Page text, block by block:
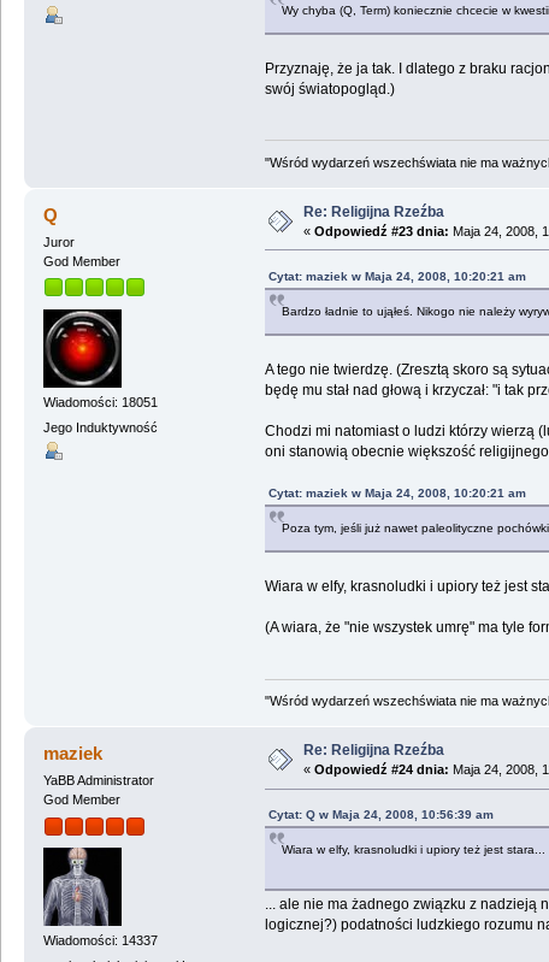
Wy chyba (Q, Term) koniecznie chcecie w
Przyznaję, że ja tak. I dlatego z braku
swój światopogląd.)
"Wśród wydarzeń wszechświata nie ma
Q
Juror
God Member
Wiadomości: 18051
Jego Induktywność
Re: Religijna Rzeźba
« Odpowiedź #23 dnia: Maja 24, 2008,
Cytat: maziek w Maja 24, 2008, 10:20:21 am
Bardzo ładnie to ująłeś. Nikogo nie należy
A tego nie twierdzę. (Zresztą skoro są
będę mu stał nad głową i krzyczał: "i tak
Chodzi mi natomiast o ludzi którzy wierzą
oni stanowią obecnie większość religijnego
Cytat: maziek w Maja 24, 2008, 10:20:21 am
Poza tym, jeśli już nawet paleolityczne
Wiara w elfy, krasnoludki i upiory też jest
(A wiara, że "nie wszystek umrę" ma tyle
"Wśród wydarzeń wszechświata nie ma
maziek
YaBB Administrator
God Member
Wiadomości: 14337
Re: Religijna Rzeźba
« Odpowiedź #24 dnia: Maja 24, 2008,
Cytat: Q w Maja 24, 2008, 10:56:39 am
Wiara w elfy, krasnoludki i upiory też jest stara...
... ale nie ma żadnego związku z nadzieją
logicznej?) podatności ludzkiego rozumu